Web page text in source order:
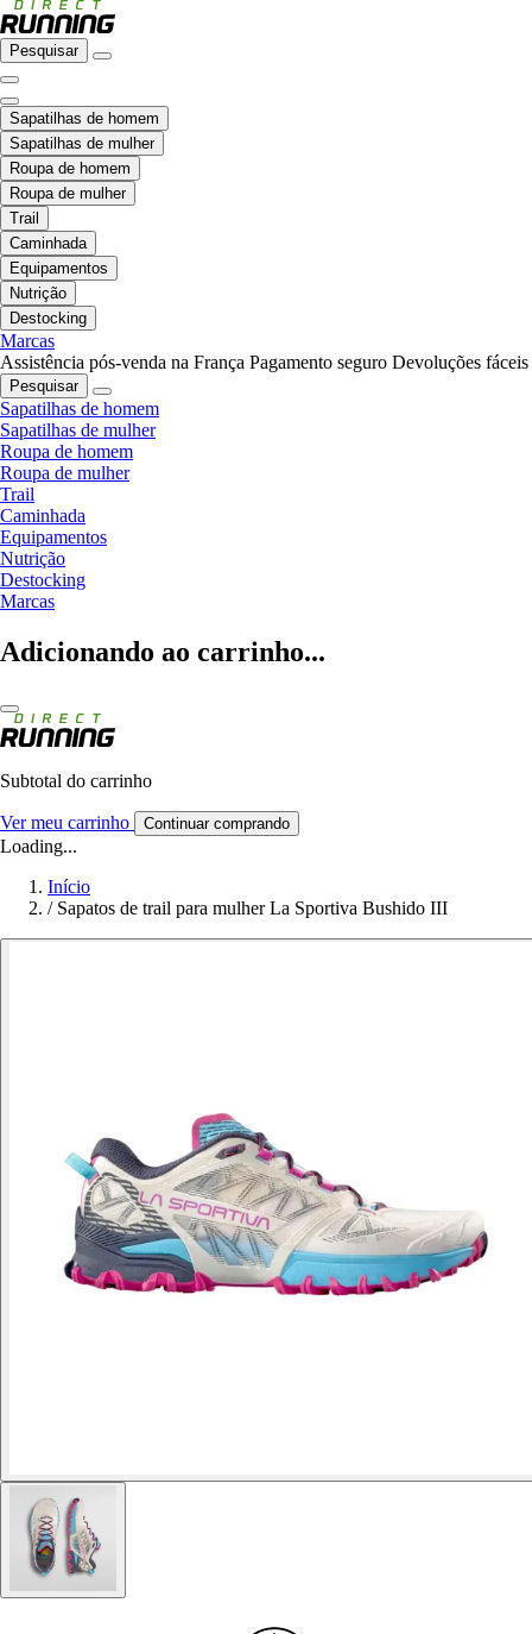
Pesquisar
Sapatilhas de homem
Sapatilhas de mulher
Roupa de homem
Roupa de mulher
Trail
Caminhada
Equipamentos
Nutrição
Destocking
Marcas
Assistência pós-venda na França Pagamento seguro Devoluções fáceis
Pesquisar
Sapatilhas de homem
Sapatilhas de mulher
Roupa de homem
Roupa de mulher
Trail
Caminhada
Equipamentos
Nutrição
Destocking
Marcas
Adicionando ao carrinho...
Subtotal do carrinho
Ver meu carrinho Continuar comprando
Loading...
Início
/ Sapatos de trail para mulher La Sportiva Bushido III